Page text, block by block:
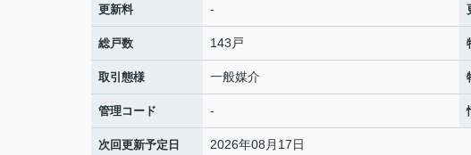
更新料 -
総戸数 143戸
取引態様 一般媒介
管理コード -
次回更新予定日 2026年08月17日